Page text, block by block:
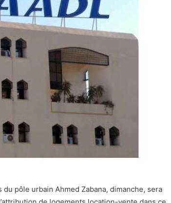
pôle urbain Ahmed Zabana, dimanche, sera